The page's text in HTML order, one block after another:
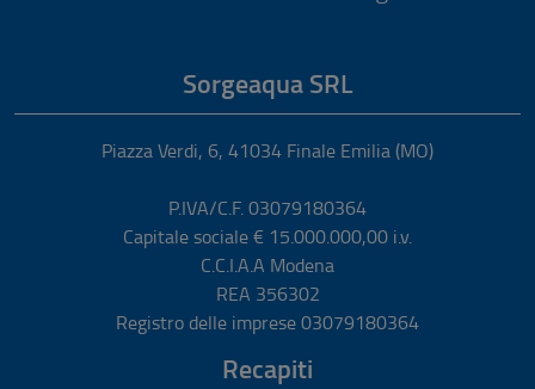
Sorgeaqua SRL
Piazza Verdi, 6, 41034 Finale Emilia (MO)
P.IVA/C.F. 03079180364
Capitale sociale € 15.000.000,00 i.v.
C.C.I.A.A Modena
REA 356302
Registro delle imprese 03079180364
Recapiti